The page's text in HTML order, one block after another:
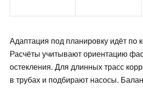
Адаптация под планировку идёт по
Расчёты учитывают ориентацию
остекления. Для длинных трасс
в трубах и подбирают насосы.